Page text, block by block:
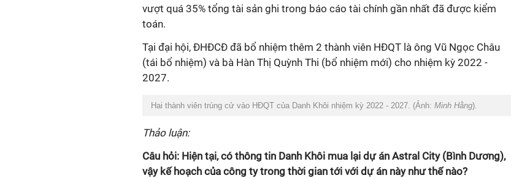
vượt quá 35% tổng tài sản ghi trong báo cáo tài chính gần nhất đã được kiểm
toán.
Tại đại hội, ĐHĐCĐ đã bổ nhiệm thêm 2 thành viên HĐQT là ông Vũ Ngọc Châu
(tái bổ nhiệm) và bà Hàn Thị Quỳnh Thi (bổ nhiệm mới) cho nhiệm kỳ 2022 -
2027.
Hai thành viên trúng cử vào HĐQT của Danh Khôi nhiệm kỳ 2022 - 2027. (Ảnh: Minh Hằng).
Thảo luận:
Câu hỏi: Hiện tại, có thông tin Danh Khôi mua lại dự án Astral City (Bình Dương),
vậy kế hoạch của công ty trong thời gian tới với dự án này như thế nào?